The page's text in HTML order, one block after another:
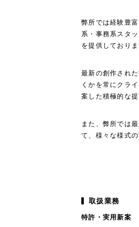
弊所では経験豊
系・事務系スタ
を提供しておりま
最新の創作され
くかを常にクラ
案した積極的な
また、弊所では
て、様々な様式
取扱業務
特許・実用新案